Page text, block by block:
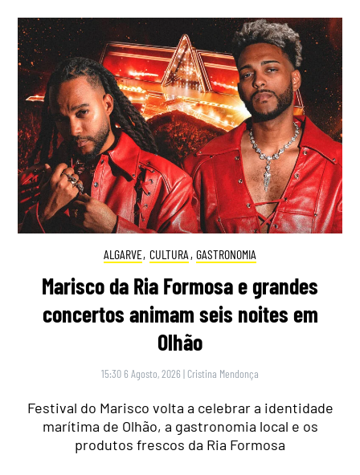
ALGARVE, CULTURA , GASTRONOMIA
Marisco da Ria Formosa e grandes
concertos animam seis noites em
Olhão
15:30 6 Agosto, 2026 | Cristina Mendonça
Festival do Marisco volta a celebrar a identidade
marítima de Olhão, a gastronomia local e os
produtos frescos da Ria Formosa